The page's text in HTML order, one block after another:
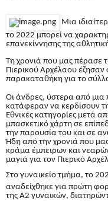
Μια
το 2022 μπορεί να
επανεκίννησης της
Τη χρονιά που μας πέρασε
Πιερικού Αρχέλαου έζησαν
παρακαταθήκη για το
Οι άνδρες, ύστερα από μια
κατάφεραν να κερδίσουν
Εθνικές κατηγορίες μετά
μπασκετικό χάρτη σε
την παρουσία του και σε
Ήδη από την χρονιά που
κράμα έμπειρων και
μαγιά για τον Πιερικό
Στο γυναικείο τμήμα, το
αναδείχθηκε για πρώτη
της Α2 γυναικών,